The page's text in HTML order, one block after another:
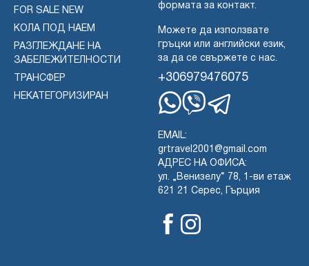
FOR SALE NEW
КОЛА ПОД НАЕМ
РАЗГЛЕЖДАНЕ НА
ЗАБЕЛЕЖИТЕЛНОСТИ
ТРАНСФЕР
НЕКАТЕГОРИЗИРАН
формата за контакт.
Можете да използвате
гръцки или английски език,
за да се свържете с нас.
+306979476075
EMAIL:
grtravel2001@gmail.com
АДРЕС НА ОФИСА:
ул. „Венизелу“ 78, 1-ви етаж
621 21 Серес, Гърция